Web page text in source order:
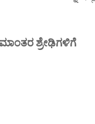
ಶ್ರೇಢಿಗಳಿಗೆ